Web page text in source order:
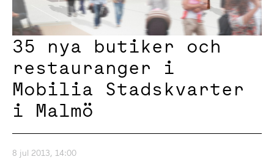
35 nya butiker och
restauranger i
Mobilia Stadskvarter
i Malmö
8 jul 2013, 14:00